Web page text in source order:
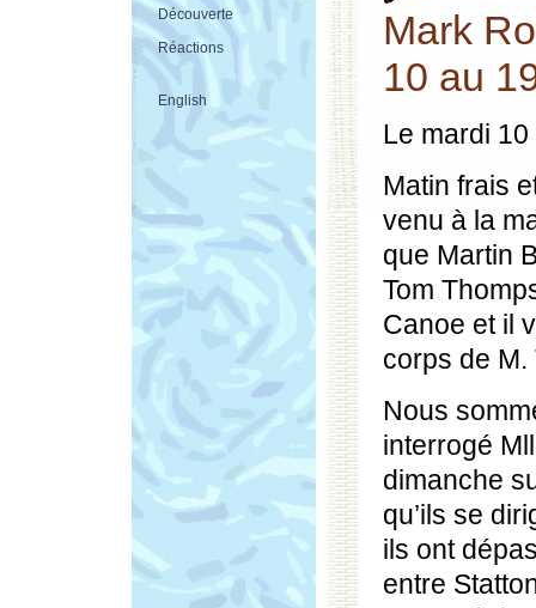
Découverte
Réactions
English
Mark
10 au
Le mardi 10
Matin frais
venu à la
que Martin
Tom
Canoe et il
corps de
Nous
interrogé
dimanche
qu’ils se
ils ont
entre